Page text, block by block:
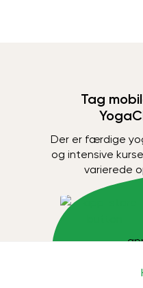
Tag
Der er færdige
og intensive
varierede